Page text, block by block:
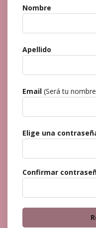
Nombre
Apellido
Email (Será tu
Elige una
Confirmar